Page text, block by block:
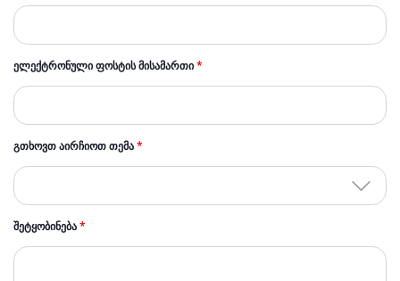
ᲔᲚᲔᲥᲢᲠᲝᲜᲣᲚᲘ ᲤᲝᲡᲢᲘᲡ ᲛᲘᲡᲐᲛᲐᲠᲗᲘ*
ᲒᲗᲮᲝᲕᲗ ᲐᲘᲠᲩᲘᲝᲗ ᲗᲔᲛᲐ*
ᲨᲔᲢᲧᲝᲑᲘᲜᲔᲑᲐ*